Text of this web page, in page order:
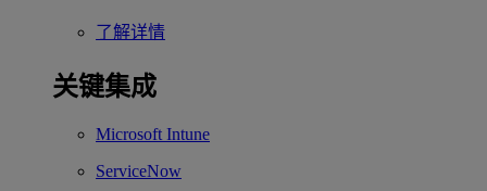
了解详情
关键集成
Microsoft Intune
ServiceNow